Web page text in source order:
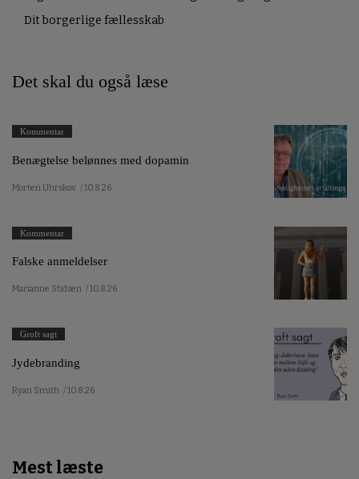
Dit borgerlige fællesskab
Det skal du også læse
Kommentar
Benægtelse belønnes med dopamin
Morten Uhrskov / 10.8.26
Kommentar
Falske anmeldelser
Marianne Stidsen / 10.8.26
Groft sagt
Jydebranding
Ryan Smith / 10.8.26
Mest læste